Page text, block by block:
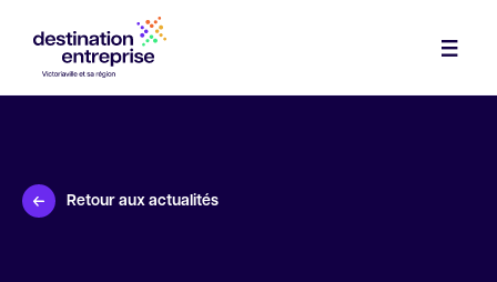
Investir
Retour aux actualités